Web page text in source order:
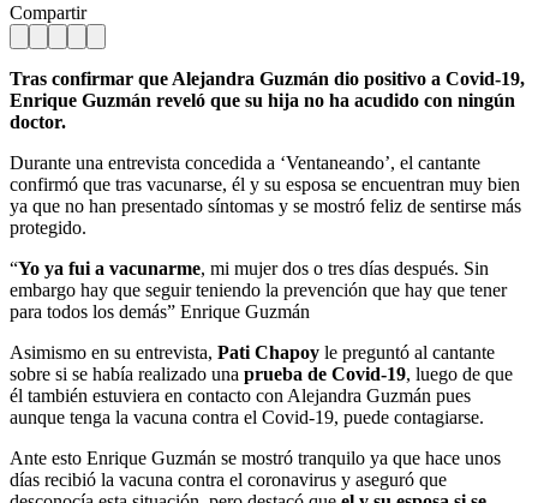
Compartir
Tras confirmar que Alejandra Guzmán dio positivo a Covid-19,
Enrique Guzmán reveló que su hija no ha acudido con ningún
doctor.
Durante una entrevista concedida a ‘Ventaneando’, el cantante
confirmó que tras vacunarse, él y su esposa se encuentran muy bien
ya que no han presentado síntomas y se mostró feliz de sentirse más
protegido.
“Yo ya fui a vacunarme, mi mujer dos o tres días después. Sin
embargo hay que seguir teniendo la prevención que hay que tener
para todos los demás” Enrique Guzmán
Asimismo en su entrevista, Pati Chapoy le preguntó al cantante
sobre si se había realizado una prueba de Covid-19, luego de que
él también estuviera en contacto con Alejandra Guzmán pues
aunque tenga la vacuna contra el Covid-19, puede contagiarse.
Ante esto Enrique Guzmán se mostró tranquilo ya que hace unos
días recibió la vacuna contra el coronavirus y aseguró que